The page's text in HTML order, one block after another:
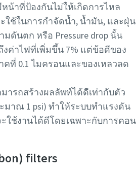
น้าที่ป้องกันไม่ให้เกิดการไหล
ใช้ในการกำจัดน้ำ, น้ำมัน, และฝุ่น
ดันตก หรือ Pressure drop นั้น
ค่าไฟที่เพิ่มขึ้น 7% แต่ข้อดีของ
ที่ 0.1 ไมครอนและของเหลวลด
ารถสร้างผลลัพท์ได้ดีเท่ากับตัว
าณ 1 psi) ทำให้ระบบทำแรงดัน
ใช้งานได้ดีโดยเฉพาะกับการคอน
filters